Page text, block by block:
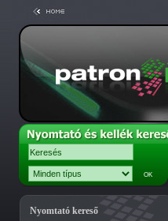
Nyomtató kereső